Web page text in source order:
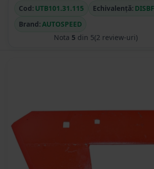
Cod: UTB101.31.115 Echivalență:
Brand:AUTOSPEED
Nota 5 din 5(2 review-uri)